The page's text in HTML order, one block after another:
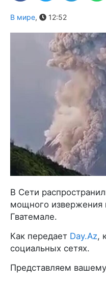
В мире, 12:52
В Сети
мощного извержения
Гватемале.
Как передает Day.Az,
социальных сетях.
Представляем